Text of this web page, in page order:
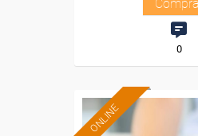
0
ONLINE